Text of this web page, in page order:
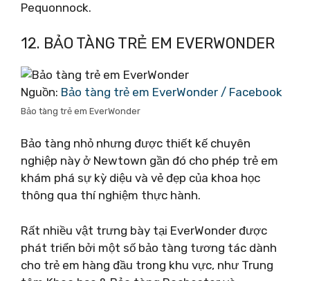
Pequonnock.
12. BẢO TÀNG TRẺ EM EVERWONDER
Nguồn: Bảo tàng trẻ em EverWonder / Facebook
Bảo tàng trẻ em EverWonder
Bảo tàng nhỏ nhưng được thiết kế chuyên
nghiệp này ở Newtown gần đó cho phép trẻ em
khám phá sự kỳ diệu và vẻ đẹp của khoa học
thông qua thí nghiệm thực hành.
Rất nhiều vật trưng bày tại EverWonder được
phát triển bởi một số bảo tàng tương tác dành
cho trẻ em hàng đầu trong khu vực, như Trung